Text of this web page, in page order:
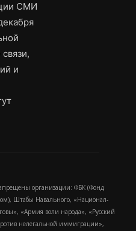
СМИ
и
организации: ФБК (Фонд
Штабы Навального, «Национал-
«Армия воли народа», «Русский
нелегальной иммиграции»,